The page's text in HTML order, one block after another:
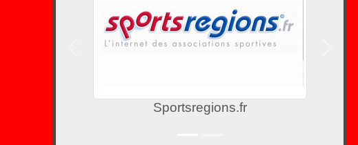
Sportsregions.fr